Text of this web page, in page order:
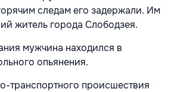
следам его задержали. Им
житель города Слободзея.
мужчина находился в
опьянения.
транспортного происшествия